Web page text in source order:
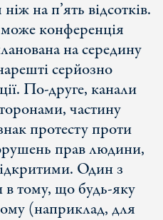
на п’ять відсотків.
конференція
на середину
серйозно
По-друге, канали
частину
протесту проти
прав людини,
Один з
в тому, що будь-яку
(наприклад, для